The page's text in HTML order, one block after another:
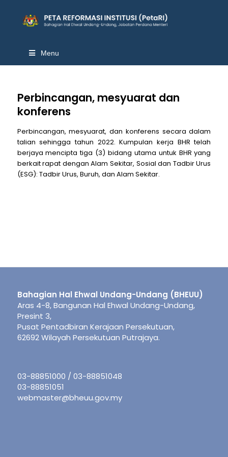
Menu
Perbincangan, mesyuarat dan
konferens
Perbincangan, mesyuarat, dan konferens secara dalam
talian sehingga tahun 2022. Kumpulan kerja BHR telah
berjaya mencipta tiga (3) bidang utama untuk BHR yang
berkait rapat dengan Alam Sekitar, Sosial dan Tadbir Urus
(ESG): Tadbir Urus, Buruh, dan Alam Sekitar.
Bahagian Hal Ehwal Undang-Undang (BHEUU)
Aras 4-8, Bangunan Hal Ehwal Undang-Undang,
Presint 3,
Pusat Pentadbiran Kerajaan Persekutuan,
62692 Wilayah Persekutuan Putrajaya.
03-88851000 / 03-88851048
03-88851051
webmaster@bheuu.gov.my